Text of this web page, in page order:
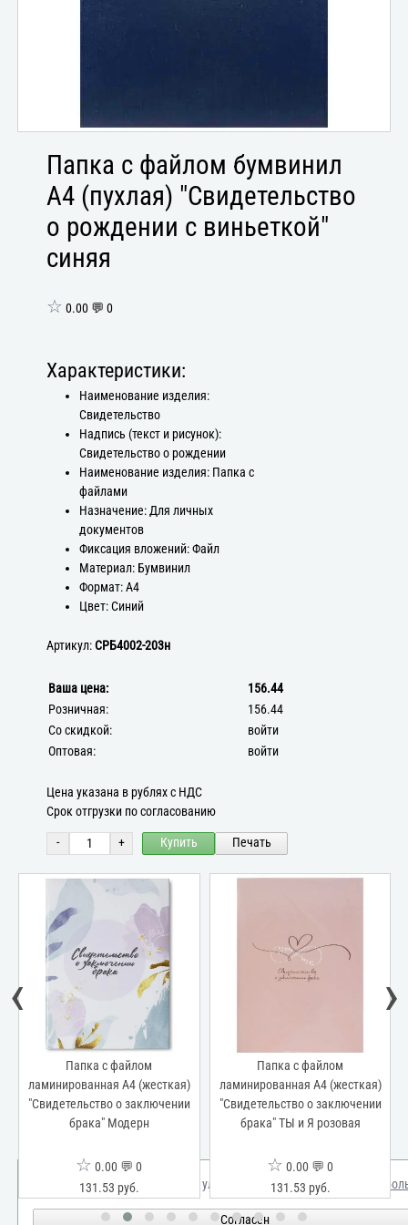
Папка с файлом бумвинил
А4 (пухлая) "Свидетельство
о рождении с виньеткой"
синяя
☆ 0.00 💬 0
Характеристики:
Наименование изделия:
Свидетельство
Надпись (текст и рисунок):
Свидетельство о рождении
Наименование изделия: Папка с
файлами
Назначение: Для личных
документов
Фиксация вложений: Файл
Материал: Бумвинил
Формат: А4
Цвет: Синий
Артикул:СРБ4002-203н
Ваша цена:
156.44
Розничная:
156.44
Со скидкой:
войти
Оптовая:
войти
Цена указана в рублях с НДС
Срок отгрузки по согласованию
- + Купить Печать
Папка с файлом
ламинированная А4 (жесткая)
"Свидетельство о заключении
брака" Модерн
☆ 0.00 💬 0
131.53 руб.
Папка с файлом
ламинированная А4 (жесткая)
"Свидетельство о заключении
брака" ТЫ и Я розовая
☆ 0.00 💬 0
131.53 руб.
‹ ›
Мы используем куки для улучшения вашего опыта. Узнать
Согласен